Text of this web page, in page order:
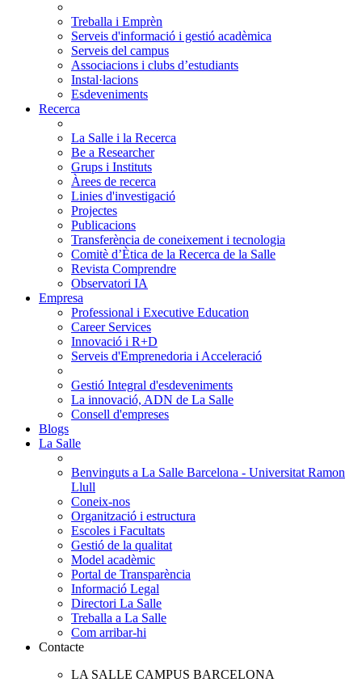
Treballa i Emprèn
Serveis d'informació i gestió acadèmica
Serveis del campus
Associacions i clubs d’estudiants
Instal·lacions
Esdeveniments
Recerca
La Salle i la Recerca
Be a Researcher
Grups i Instituts
Àrees de recerca
Linies d'investigació
Projectes
Publicacions
Transferència de coneixement i tecnologia
Comitè d’Ètica de la Recerca de la Salle
Revista Comprendre
Observatori IA
Empresa
Professional i Executive Education
Career Services
Innovació i R+D
Serveis d'Emprenedoria i Acceleració
Gestió Integral d'esdeveniments
La innovació, ADN de La Salle
Consell d'empreses
Blogs
La Salle
Benvinguts a La Salle Barcelona - Universitat Ramon
Llull
Coneix-nos
Organització i estructura
Escoles i Facultats
Gestió de la qualitat
Model acadèmic
Portal de Transparència
Informació Legal
Directori La Salle
Treballa a La Salle
Com arribar-hi
Contacte
LA SALLE CAMPUS BARCELONA